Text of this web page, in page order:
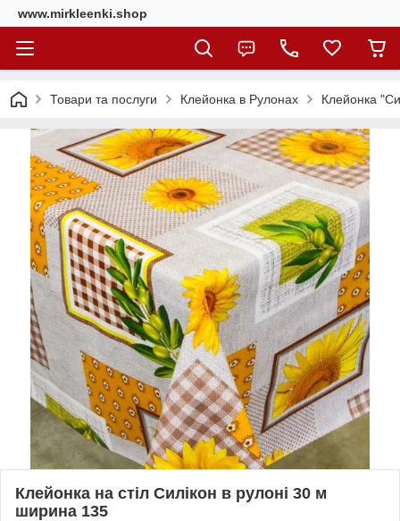
www.mirkleenki.shop
Товари та послуги Клейонка в Рулонах Клейонка
Клейонка на стіл Силікон в рулоні 30 м
ширина 135